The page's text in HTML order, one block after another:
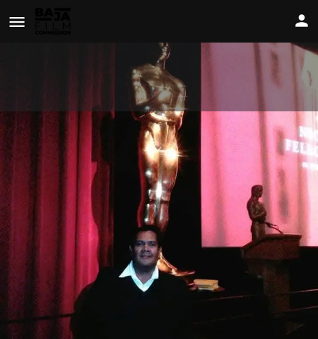
José Manuel Armenta
Contáctame
Agregar a Favoritos
Biografía / Acerca de Mi
Abogado, Especialista en Contratos Legales para garantizar los
derechos y obligaciones de las partes.
www.realestatelegalconsultantinmexico.wordpress.com
Director/productor de la Muestra Internacional de Cine Con